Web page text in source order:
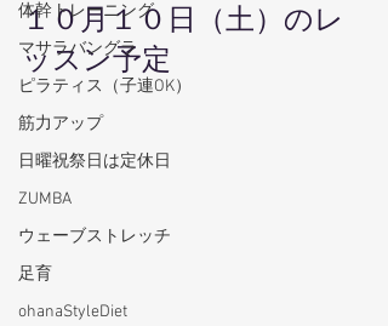
体幹トレーニング
マサラバングラ
ピラティス（子連OK）
筋力アップ
日曜祝祭日は定休日
ZUMBA
ウェーブストレッチ
足育
ohanaStyleDiet
１０月１０日（土）のレ
ッスン予定